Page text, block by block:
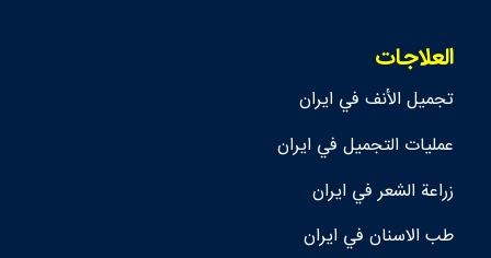
العلاجات
تجمیل الأنف في ايران
عمليات التجميل في ايران
زراعة الشعر في ايران
طب الاسنان في ايران